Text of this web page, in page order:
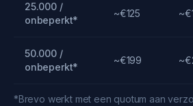
25.000 /
onbeperkt*
~€125
50.000 /
onbeperkt*
~€199
*Brevo werkt met een quotum aan